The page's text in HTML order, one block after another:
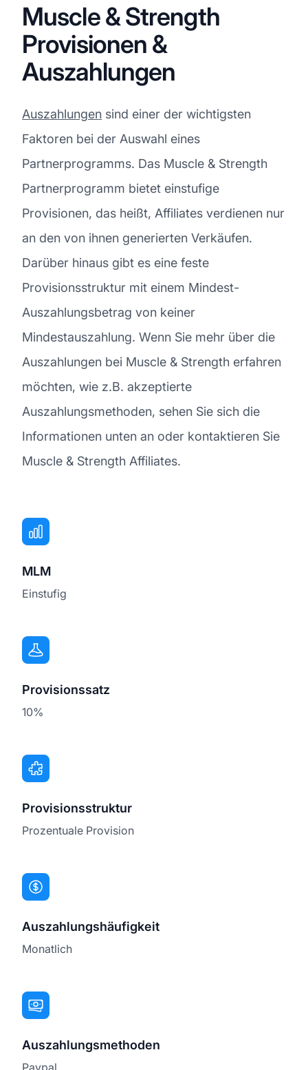
Muscle & Strength
Provisionen &
Auszahlungen
Auszahlungen sind einer der wichtigsten
Faktoren bei der Auswahl eines
Partnerprogramms. Das Muscle & Strength
Partnerprogramm bietet einstufige
Provisionen, das heißt, Affiliates verdienen nur
an den von ihnen generierten Verkäufen.
Darüber hinaus gibt es eine feste
Provisionsstruktur mit einem Mindest-
Auszahlungsbetrag von keiner
Mindestauszahlung. Wenn Sie mehr über die
Auszahlungen bei Muscle & Strength erfahren
möchten, wie z.B. akzeptierte
Auszahlungsmethoden, sehen Sie sich die
Informationen unten an oder kontaktieren Sie
Muscle & Strength Affiliates.
MLM
Einstufig
Provisionssatz
10%
Provisionsstruktur
Prozentuale Provision
Auszahlungshäufigkeit
Monatlich
Auszahlungsmethoden
Paypal